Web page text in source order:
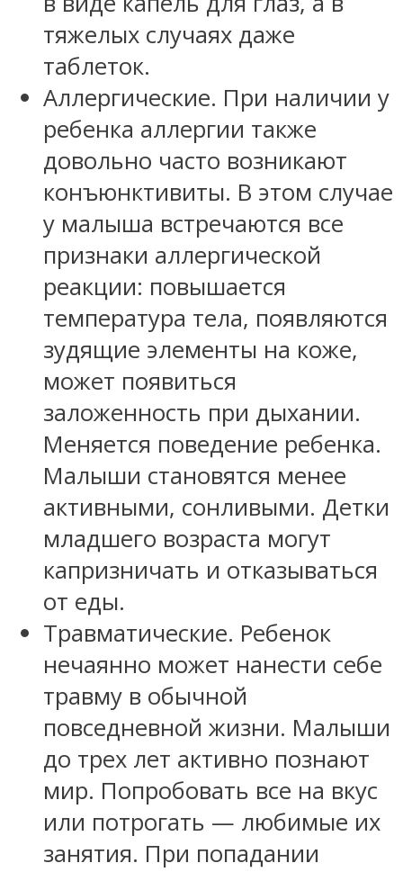
тяжелых случаях даже
таблеток.
Аллергические. При наличии у
ребенка аллергии также
довольно часто возникают
конъюнктивиты. В этом случае
у малыша встречаются все
признаки аллергической
реакции: повышается
температура тела, появляются
зудящие элементы на коже,
может появиться
заложенность при дыхании.
Меняется поведение ребенка.
Малыши становятся менее
активными, сонливыми. Детки
младшего возраста могут
капризничать и отказываться
от еды.
Травматические. Ребенок
нечаянно может нанести себе
травму в обычной
повседневной жизни. Малыши
до трех лет активно познают
мир. Попробовать все на вкус
или потрогать — любимые их
занятия. При попадании